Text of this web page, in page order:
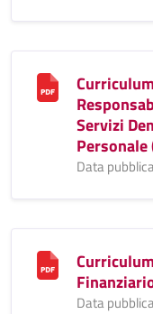
Servizi
Data
Data